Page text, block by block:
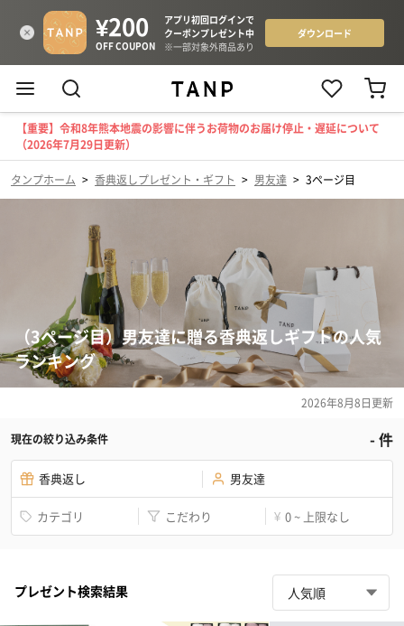
【重要】令和8年熊本地震の影響に伴うお荷物のお届け停止・遅延について
（2026年7月29日更新）
タンプホーム > 香典返しプレゼント・ギフト > 男友達 > 3ページ目
（3ページ目）男友達に贈る香典返しギフトの人気
ランキング
2026年8月8日更新
現在の絞り込み条件 -件
香典返し 男友達
カテゴリ こだわり ¥ 0 ~ 上限なし
プレゼント検索結果